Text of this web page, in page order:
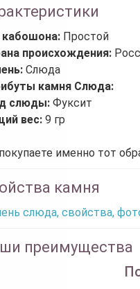
кабошона: Простой
происхождения:
Слюда
камня Слюда:
слюды: Фуксит
вес: 9 гр
именно тот
камня
слюда, свойства,
преимущества